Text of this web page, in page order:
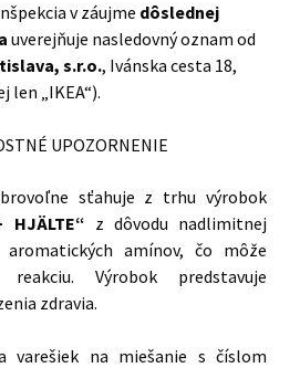
v záujme dôslednej
uverejňuje nasledovný oznam od
s.r.o., Ivánska cesta 18,
len „IKEA“).
UPOZORNENIE
sťahuje z trhu výrobok
HJÄLTE“ z dôvodu nadlimitnej
amínov, čo môže
Výrobok predstavuje
zdravia.
varešiek na miešanie s číslom